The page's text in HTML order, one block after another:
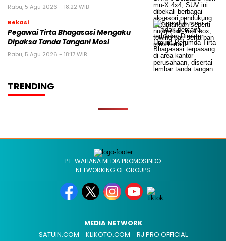
Rabu, 5 Agu 2026 - 18:22 WIB
Bekasi
Pegawai Tirta Bhagasasi Mengaku
Dipaksa Tanda Tangani Mosi
Rabu, 5 Agu 2026 - 18:17 WIB
TRENDING
PT. WAHANA MEDIA PROMOSINDO
NETWORKING OF GROUPS
MEDIA NETWORK
SATUIN.COM
KLIKOTO.COM
RJ PRO OFFICIAL